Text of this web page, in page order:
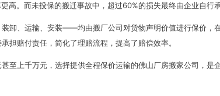
高。而未投保的搬迁事故中，超过60%的损失最终由企业自行承
卸、运输、安装——均由搬厂公司对货物声明价值进行保价，
担赔付责任，简化了理赔流程，提高了赔偿效率。
至上千万元，选择提供全程保价运输的佛山厂房搬家公司，是